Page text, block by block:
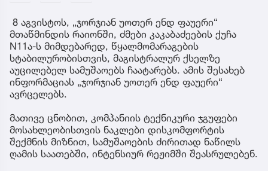
8 აგვისტოს, „ჯორჯიან უოთერ ენდ ფაუერი“
მთაწმინდის რაიონში, ძმები კაკაბაძეების ქუჩა
N11ა-ს მიმდებარედ, წყალმომარაგების
სტაბილურობისთვის, მაგისტრალურ ქსელზე
აუცილებელ სამუშაოებს ჩაატარებს. ამის შესახებ
ინფორმაციას „ჯორჯიან უოთერ ენდ ფაუერი“
ავრცელებს.
მათივე ცნობით, კომპანიის ტექნიკური ჯგუფები
მოსახლეობისთვის ნაკლები დისკომფორტის
შექმნის მიზნით, სამუშაოების ძირითად ნაწილს
ღამის საათებში, ინტენსიურ რეჟიმში შეასრულებენ.